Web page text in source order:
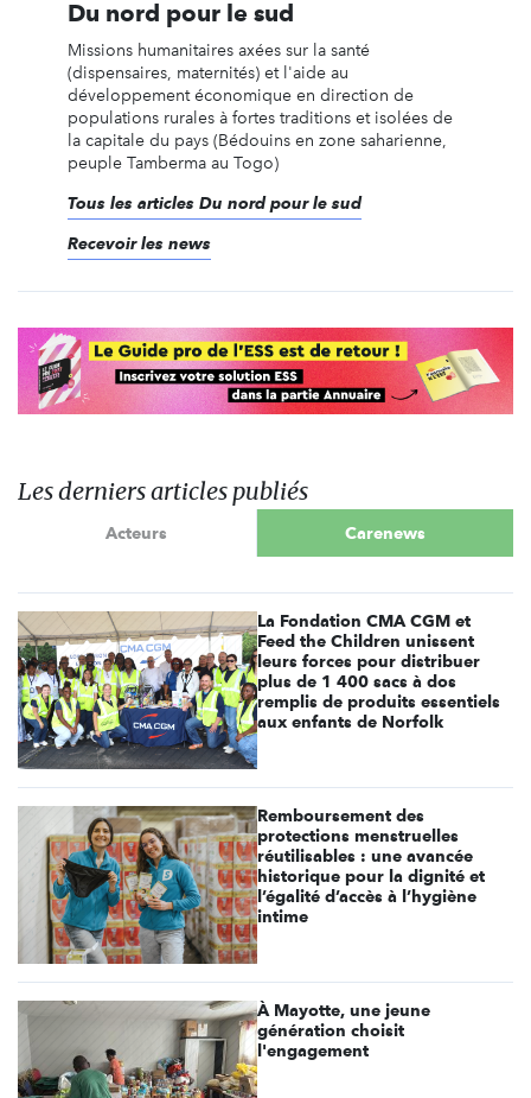
Du nord pour le sud
Missions humanitaires axées sur la santé
(dispensaires, maternités) et l'aide au
développement économique en direction de
populations rurales à fortes traditions et isolées de
la capitale du pays (Bédouins en zone saharienne,
peuple Tamberma au Togo)
Tous les articles Du nord pour le sud
Recevoir les news
Les derniers articles publiés
Acteurs Carenews
La Fondation CMA CGM et
Feed the Children unissent
leurs forces pour distribuer
plus de 1 400 sacs à dos
remplis de produits essentiels
aux enfants de Norfolk
Remboursement des
protections menstruelles
réutilisables : une avancée
historique pour la dignité et
l’égalité d’accès à l’hygiène
intime
À Mayotte, une jeune
génération choisit
l'engagement